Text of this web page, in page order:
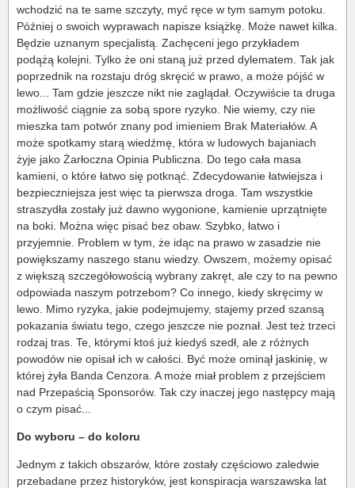
wchodzić na te same szczyty, myć ręce w tym samym potoku.
Później o swoich wyprawach napisze książkę. Może nawet kilka.
Będzie uznanym specjalistą. Zachęceni jego przykładem
podążą kolejni. Tylko że oni staną już przed dylematem. Tak jak
poprzednik na rozstaju dróg skręcić w prawo, a może pójść w
lewo... Tam gdzie jeszcze nikt nie zaglądał. Oczywiście ta druga
możliwość ciągnie za sobą spore ryzyko. Nie wiemy, czy nie
mieszka tam potwór znany pod imieniem Brak Materiałów. A
może spotkamy starą wiedźmę, która w ludowych bajaniach
żyje jako Żarłoczna Opinia Publiczna. Do tego cała masa
kamieni, o które łatwo się potknąć. Zdecydowanie łatwiejsza i
bezpieczniejsza jest więc ta pierwsza droga. Tam wszystkie
straszydła zostały już dawno wygonione, kamienie uprzątnięte
na boki. Można więc pisać bez obaw. Szybko, łatwo i
przyjemnie. Problem w tym, że idąc na prawo w zasadzie nie
powiększamy naszego stanu wiedzy. Owszem, możemy opisać
z większą szczegółowością wybrany zakręt, ale czy to na pewno
odpowiada naszym potrzebom? Co innego, kiedy skręcimy w
lewo. Mimo ryzyka, jakie podejmujemy, stajemy przed szansą
pokazania światu tego, czego jeszcze nie poznał. Jest też trzeci
rodzaj tras. Te, którymi ktoś już kiedyś szedł, ale z różnych
powodów nie opisał ich w całości. Być może ominął jaskinię, w
której żyła Banda Cenzora. A może miał problem z przejściem
nad Przepaścią Sponsorów. Tak czy inaczej jego następcy mają
o czym pisać...
Do wyboru – do koloru
Jednym z takich obszarów, które zostały częściowo zaledwie
przebadane przez historyków, jest konspiracja warszawska lat